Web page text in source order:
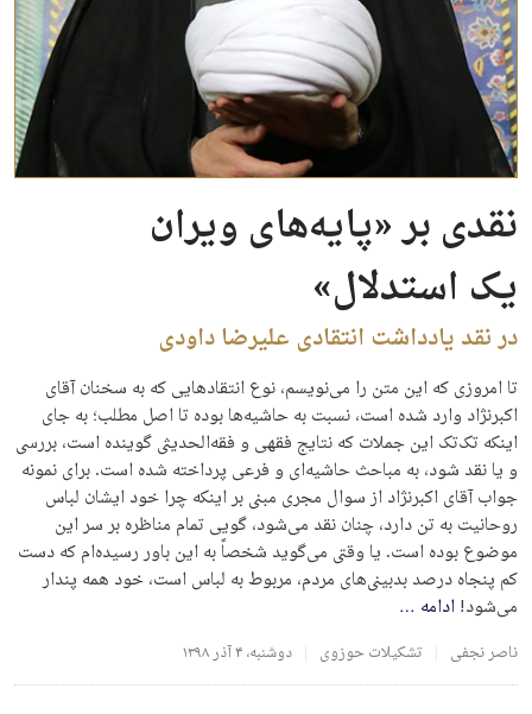
نقدی بر «پایه‌های ویران
یک استدلال»
در نقد یادداشت انتقادی علیرضا داودی
تا امروزی که این متن را می‌نویسم، نوع انتقادهایی که به سخنان آقای
اکبرنژاد وارد شده است، نسبت به حاشیه‌ها بوده تا اصل مطلب؛ به جای
اینکه تک‌تک این جملات که نتایج فقهی و فقه‌الحدیثی گوینده است، بررسی
و یا نقد شود، به مباحث حاشیه‌ای و فرعی پرداخته شده است. برای نمونه
جواب آقای اکبرنژاد از سوال مجری مبنی بر اینکه چرا خود ایشان لباس
روحانیت به تن دارد، چنان نقد می‌شود، گویی تمام مناظره بر سر این
موضوع بوده است. یا وقتی می‌گوید شخصاً به این باور رسیده‌ام که دست
کم پنجاه درصد بدبینی‌های مردم، مربوط به لباس است، خود همه پندار
می‌شود!ادامه …
ناصر نجفی تشکیلات حوزوی دوشنبه، ۴ آذر ۱۳۹۸